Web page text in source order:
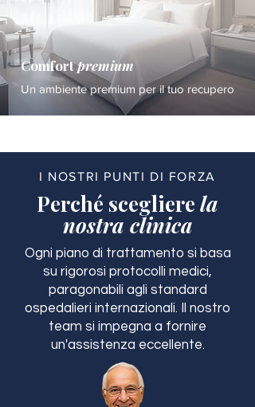
Comfortpremium
Un ambiente premium per il tuo recupero
I NOSTRI PUNTI DI FORZA
Perché scegliere la
nostra clinica
Ogni piano di trattamento si basa
su rigorosi protocolli medici,
paragonabili agli standard
ospedalieri internazionali. Il nostro
team si impegna a fornire
un'assistenza eccellente.